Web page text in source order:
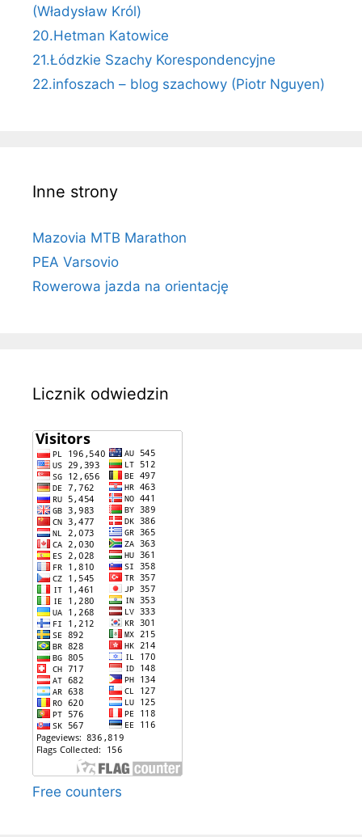
(Władysław Król)
20.Hetman Katowice
21.Łódzkie Szachy Korespondencyjne
22.infoszach – blog szachowy (Piotr Nguyen)
Inne strony
Mazovia MTB Marathon
PEA Varsovio
Rowerowa jazda na orientację
Licznik odwiedzin
Free counters